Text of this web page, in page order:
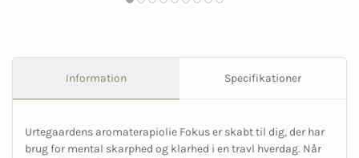
Information Specifikationer
Urtegaardens aromaterapiolie Fokus er skabt til dig, der har
brug for mental skarphed og klarhed i en travl hverdag. Når